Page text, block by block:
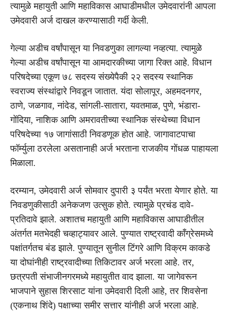
त्यामुळे महायुती आणि महाविकास आघाडीमधील उमेदवारांनी आपला
उमेदवारी अर्ज दाखल करण्यासाठी गर्दी केली.
गेल्या अडीच वर्षांपासून या निवडणुका लागल्या नव्हत्या. त्यामुळे
गेल्या अडीच वर्षांपासून या आमदारकीच्या जागा रिक्त आहे. विधान
परिषदेच्या एकूण ७८ सदस्य संख्येपैकी २२ सदस्य स्थानिक
स्वराज्य संस्थांद्वारे निवडून जातात. यंदा सोलापूर, अहमदनगर,
ठाणे, जळगाव, नांदेड, सांगली-सातारा, यवतमाळ, पुणे, भंडारा-
गोंदिया, नाशिक आणि अमरावतीच्या स्थानिक संस्थेच्या विधान
परिषदेच्या १७ जागांसाठी निवडणूक होत आहे. जागावाटपाचा
फॉर्म्युला ठरलेला असतानाही अर्ज भरताना राजकीय गोंधळ पाहायला
मिळाला.
दरम्यान, उमेदवारी अर्ज सोमवार दुपारी ३ पर्यंत भरता येणार होते. या
निवडणुकीसाठी अनेकजण उत्सुक होते. त्यामुळे प्रचंड दावे-
प्रतिदावे झाले. अशातच महायुती आणि महाविकास आघाडीतील
अंतर्गत मतभेदही चव्हाट्यावर आले. पुण्यात राष्ट्रवादी काँग्रेसमध्ये
पक्षांतर्गतच बंड झाले. पुण्यातून सुनील टिंगरे आणि विक्रम काकडे
या दोघांनीही राष्ट्रवादीच्या तिकिटावर अर्ज भरला आहे. तर,
छत्रपती संभाजीनगरमध्ये महायुतीत वाद झाला. या जागेवरून
भाजपाने सुहास शिरसाट यांना उमेदवारी दिली आहे, तर शिवसेना
(एकनाथ शिंदे) पक्षाच्या समीर सत्तार यांनीही अर्ज भरला आहे.